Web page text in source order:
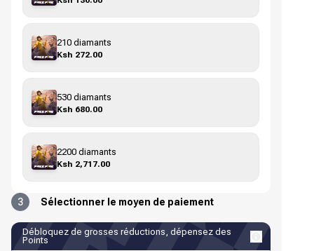
210 diamants
Ksh 272.00
530 diamants
Ksh 680.00
2200 diamants
Ksh 2,717.00
3 Sélectionner le moyen de paiement
Débloquez de grosses réductions, dépensez des
Points